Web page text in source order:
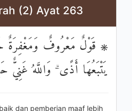
(2) Ayat 263
۞ قَوْلٌ مَعْرُوفٌ وَمَغْفِرَةٌ
يَتْبَعُهَا أَذًى ۗ وَاللَّهُ غَنِيٌّ
dan pemberian maaf lebih